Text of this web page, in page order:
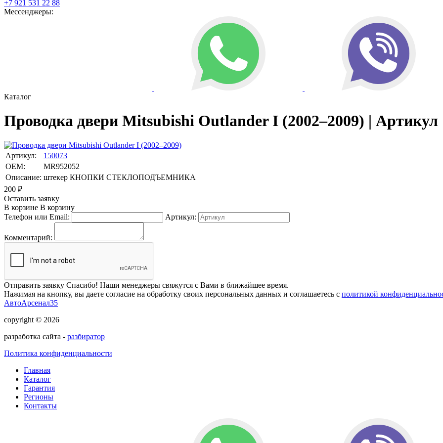
+7 921 531 22 88
Мессенджеры:
Каталог
Проводка двери Mitsubishi Outlander I (2002–2009) | Артикул
Артикул:
150073
OEM:
MR952052
Описание: штекер КНОПКИ СТЕКЛОПОДЪЕМНИКА
200 ₽
Оставить заявку
В корзине В корзину
Телефон или Email:
Артикул:
Комментарий:
Отправить заявку Спасибо! Наши менеджеры свяжутся с Вами в ближайшее время.
Нажимая на кнопку, вы даете согласие на обработку своих персональных данных и соглашаетесь с политикой
АвтоАрсенал35
copyright © 2026
разработка сайта - разбиратор
Политика конфиденциальности
Главная
Каталог
Гарантия
Регионы
Контакты